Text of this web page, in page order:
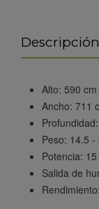
Descripción
Alto: 590 cm
Ancho: 711
Peso: 14.5 -
Potencia:
Salida de